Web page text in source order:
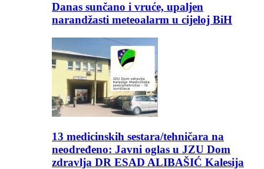
Danas sunčano i vruće, upaljen
narandžasti meteoalarm u cijeloj BiH
13 medicinskih sestara/tehničara na
neodređeno: Javni oglas u JZU Dom
zdravlja DR ESAD ALIBAŠIĆ Kalesija